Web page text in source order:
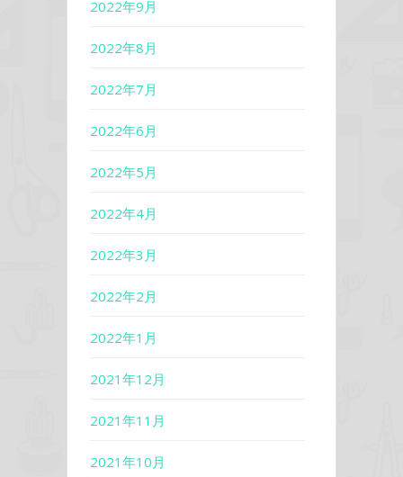
2022年9月
2022年8月
2022年7月
2022年6月
2022年5月
2022年4月
2022年3月
2022年2月
2022年1月
2021年12月
2021年11月
2021年10月